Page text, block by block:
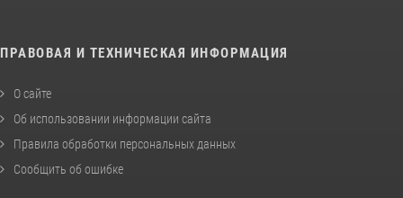
ПРАВОВАЯ И ТЕХНИЧЕСКАЯ ИНФОРМАЦИЯ
О сайте
Об использовании информации сайта
Правила обработки персональных данных
Сообщить об ошибке